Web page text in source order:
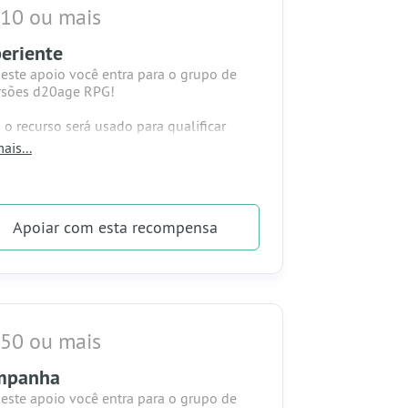
ou mais
este apoio você entra para o grupo de
d20age RPG!
o recurso será usado para qualificar
materiais, e você ganhará em troca:
em grupo de whatsapp sobre o
RPG
em sorteios sazonais d20age
Apoiarcom esta recompensa
ou mais
este apoio você entra para o grupo de